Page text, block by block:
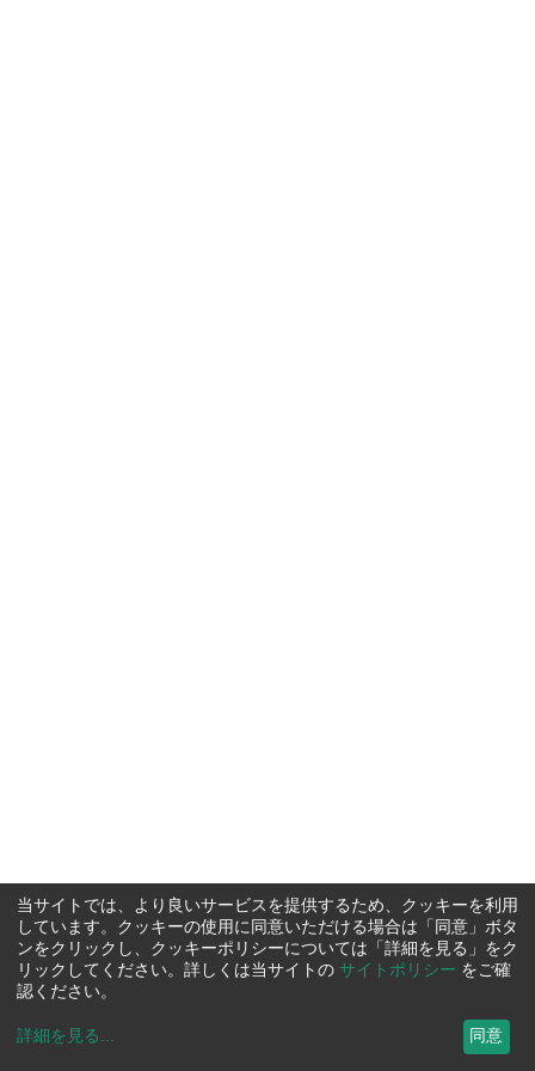
当サイトでは、より良いサービスを提供するため、クッキーを利用
しています。クッキーの使用に同意いただける場合は「同意」ボタ
ンをクリックし、クッキーポリシーについては「詳細を見る」をク
リックしてください。詳しくは当サイトの サイトポリシー をご確
認ください。
詳細を見る ... 同意